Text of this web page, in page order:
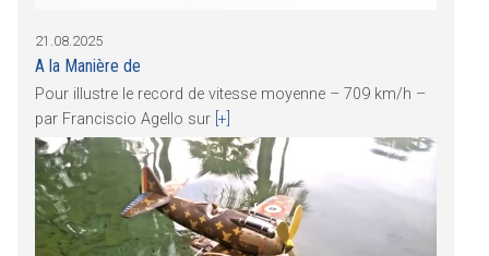
21.08.2025
A la Manière de
Pour illustre le record de vitesse moyenne – 709 km/h –
par Franciscio Agello sur [+]